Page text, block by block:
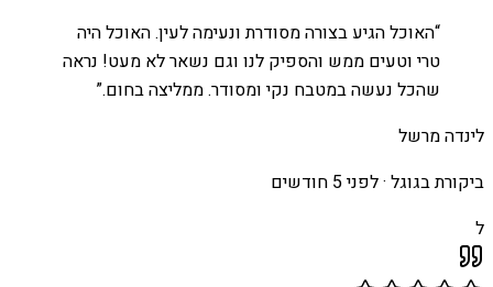
“האוכל הגיע בצורה מסודרת ונעימה לעין. האוכל היה
טרי וטעים ממש והספיק לנו וגם נשאר לא מעט! נראה
שהכל נעשה במטבח נקי ומסודר. ממליצה בחום.”
לינדה מרשל
ביקורת בגוגל ·לפני 5 חודשים
ל